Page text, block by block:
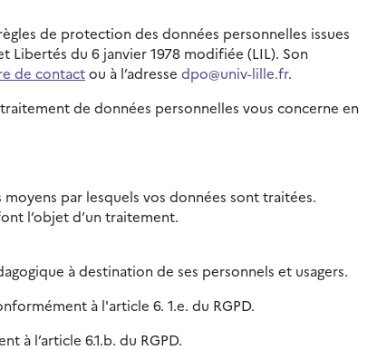
de protection des données personnelles issues
Libertés du 6 janvier 1978 modifiée (LIL). Son
de contactou à l’adresse dpo@univ-lille.fr.
de données personnelles vous concerne en
par lesquels vos données sont traitées.
l’objet d’un traitement.
à destination de ses personnels et usagers.
à l'article 6. 1.e. du RGPD.
à l’article 6.1.b. du RGPD.